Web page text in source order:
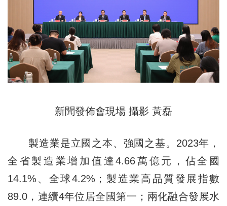
新聞發佈會現場 攝影 黃磊
製造業是立國之本、強國之基。2023年，
全省製造業增加值達4.66萬億元，佔全國
14.1%、全球4.2%；製造業高品質發展指數
89.0，連續4年位居全國第一；兩化融合發展水